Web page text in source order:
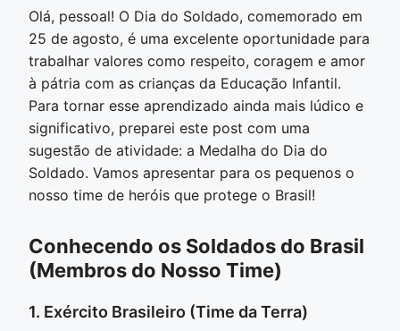
Olá, pessoal! O Dia do Soldado, comemorado em
25 de agosto, é uma excelente oportunidade para
trabalhar valores como respeito, coragem e amor
à pátria com as crianças da Educação Infantil.
Para tornar esse aprendizado ainda mais lúdico e
significativo, preparei este post com uma
sugestão de atividade: a Medalha do Dia do
Soldado. Vamos apresentar para os pequenos o
nosso time de heróis que protege o Brasil!
Conhecendo os Soldados do Brasil
(Membros do Nosso Time)
1. Exército Brasileiro (Time da Terra)